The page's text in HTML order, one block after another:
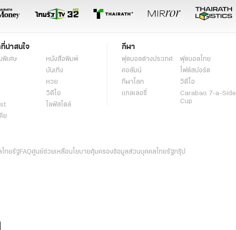
น่าสนใจ
พิเศษ
หนังสือพิมพ์
บันเทิง
หวย
วิดีโอ
ไลฟ์สไตล์
ย
กีฬา
ฟุตบอลต่่างประเทศ
ฟุตบอลไทย
คอลัมน์
ไฟต์สปอร์ต
กีฬาโลก
วิดีโอ
แกลเลอรี่
Carabao 7-a-Side
Cup
ทยรัฐFAQศูนย์ช่วยเหลือนโยบายคุ้มครองข้อมูลส่วนบุคคลไทยรัฐกรุ๊ป